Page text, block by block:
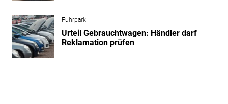
Fuhrpark
Urteil Gebrauchtwagen: Händler darf
Reklamation prüfen